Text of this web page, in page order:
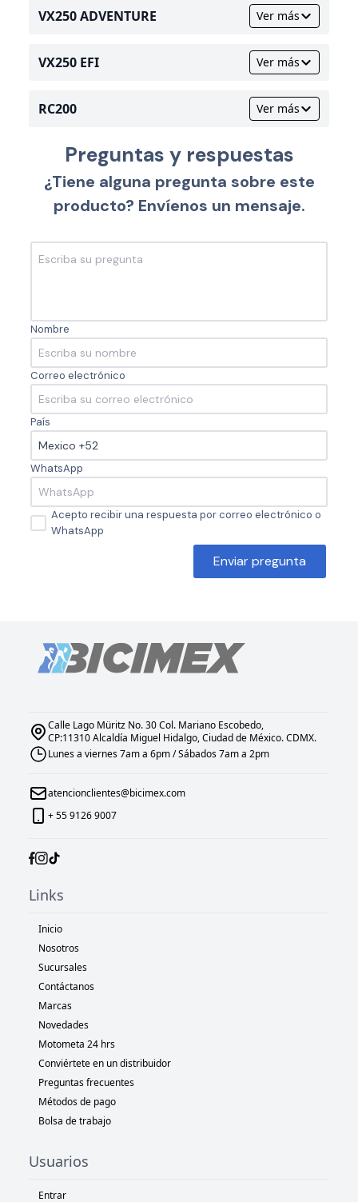
VX250 ADVENTURE Ver más
VX250 EFI Ver más
RC200 Ver más
Preguntas y respuestas
¿Tiene alguna pregunta sobre este
producto? Envíenos un mensaje.
Nombre
Correo electrónico
País
WhatsApp
Acepto recibir una respuesta por correo electrónico o
WhatsApp
Enviar pregunta
Calle Lago Müritz No. 30 Col. Mariano Escobedo,
CP:11310 Alcaldía Miguel Hidalgo, Ciudad de México. CDMX.
Lunes a viernes 7am a 6pm / Sábados 7am a 2pm
atencionclientes@bicimex.com
+ 55 9126 9007
Links
Inicio
Nosotros
Sucursales
Contáctanos
Marcas
Novedades
Motometa 24 hrs
Conviértete en un distribuidor
Preguntas frecuentes
Métodos de pago
Bolsa de trabajo
Usuarios
Entrar